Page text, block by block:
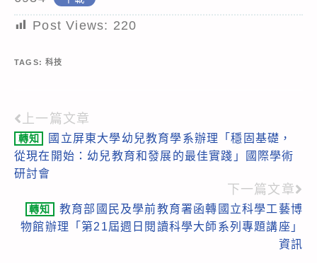
Post Views: 220
TAGS:科技
Read
more
articles
上一篇文章
轉知
國立屏東大學幼兒教育學系辦理「穩固基礎，
從現在開始：幼兒教育和發展的最佳實踐」國際學術
研討會
下一篇文章
轉知
教育部國民及學前教育署函轉國立科學工藝博
物館辦理「第21屆週日閱讀科學大師系列專題講座」
資訊